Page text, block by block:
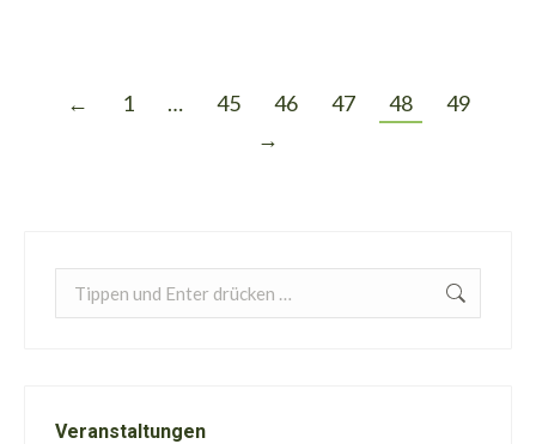
← 1 … 45 46 47 48
49
→
Search:
Veranstaltungen